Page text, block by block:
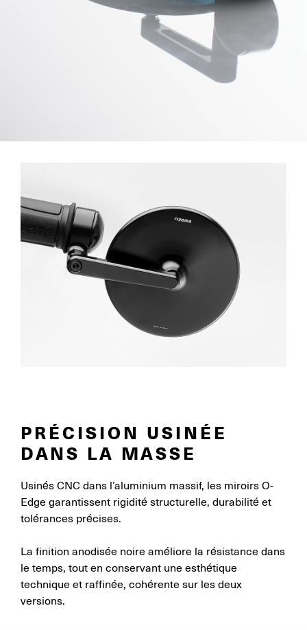
PRÉCISION USINÉE
DANS LA MASSE
Usinés CNC dans l’aluminium massif, les miroirs O-
Edge garantissent rigidité structurelle, durabilité et
tolérances précises.
La finition anodisée noire améliore la résistance dans
le temps, tout en conservant une esthétique
technique et raffinée, cohérente sur les deux
versions.